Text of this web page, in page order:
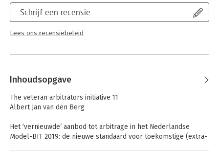
Schrijf een recensie
Lees ons recensiebeleid
Inhoudsopgave
The veteran arbitrators initiative 11
Albert Jan van den Berg
Het ‘vernieuwde’ aanbod tot arbitrage in het Nederlandse
Model-BIT 2019: de nieuwe standaard voor toekomstige (extra-